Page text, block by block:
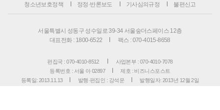
청소년보호정책 정정·반론보도 기사심의규정 불편신고
서울특별시 성동구 성수일로 39-34 서울숲더스페이스 12층
대표전화 : 1800-6522
팩스 : 070-4015-8658
편집국 : 070-4010-8512
사업본부 : 070-4010-7078
등록번호 : 서울 아 02897
제호 : 비즈니스포스트
등록일: 2013.11.13
발행·편집인 : 강석운
발행일자: 2013년 12월 2일